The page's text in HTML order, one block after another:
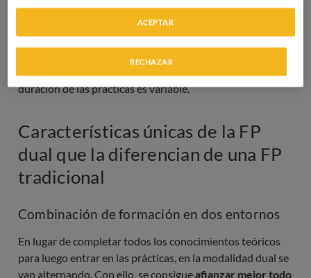
En la formación dual, se combina la parte teórica en el
centro educativo con las prácticas en una empresa. Los
duración de las prácticas es variable.
Características únicas de la FP
dual que la diferencian de una FP
tradicional
Combinación de formación en dos entornos
En lugar de completar todos los conocimientos teóricos
para luego entrar en las prácticas, en la modalidad dual se
van alternando. Con ello, se consigueafianzar mejor todo
RECHAZAR
ACEPTAR